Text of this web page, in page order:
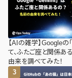
【AIの雑学】Googleの
て、ふたご座と関係あ
由来を調べてみた！